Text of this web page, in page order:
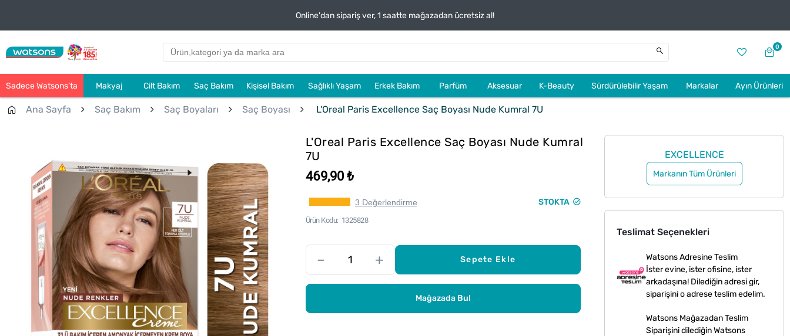
Online'dan sipariş ver, 1 saatte mağazadan ücretsiz al!
0
Sadece Watsons’ta Makyaj Cilt Bakım Saç Bakım Kişisel Bakım Sağlıklı Yaşam Erkek Bakım Parfüm Aksesuar K-Beauty Sürdürülebilir Yaşam Markalar Ayın Ürünleri
Ana Sayfa Saç Bakım Saç Boyaları Saç Boyası L'Oreal Paris Excellence Saç Boyası Nude Kumral 7U
L'Oreal Paris Excellence Saç Boyası Nude Kumral
7U
469,90 ₺
3 Değerlendirme STOKTA
Ürün Kodu 1325828
– + Sepete Ekle
Mağazada Bul
EXCELLENCE
Markanın Tüm Ürünleri
Teslimat Seçenekleri
Watsons Adresine Teslim
İster evine, ister ofisine, ister
arkadaşına! Dilediğin adresi gir,
siparişini o adrese teslim edelim.
Watsons Mağazadan Teslim
Siparişini dilediğin Watsons